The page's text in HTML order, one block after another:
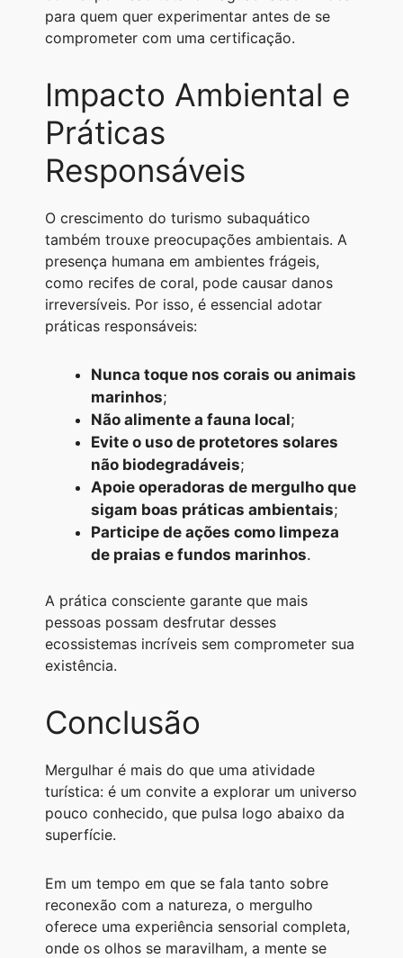
para quem quer experimentar antes de se
comprometer com uma certificação.
Impacto Ambiental e
Práticas
Responsáveis
O crescimento do turismo subaquático
também trouxe preocupações ambientais. A
presença humana em ambientes frágeis,
como recifes de coral, pode causar danos
irreversíveis. Por isso, é essencial adotar
práticas responsáveis:
Nunca toque nos corais ou animais
marinhos;
Não alimente a fauna local;
Evite o uso de protetores solares
não biodegradáveis;
Apoie operadoras de mergulho que
sigam boas práticas ambientais;
Participe de ações como limpeza
de praias e fundos marinhos.
A prática consciente garante que mais
pessoas possam desfrutar desses
ecossistemas incríveis sem comprometer sua
existência.
Conclusão
Mergulhar é mais do que uma atividade
turística: é um convite a explorar um universo
pouco conhecido, que pulsa logo abaixo da
superfície.
Em um tempo em que se fala tanto sobre
reconexão com a natureza, o mergulho
oferece uma experiência sensorial completa,
onde os olhos se maravilham, a mente se